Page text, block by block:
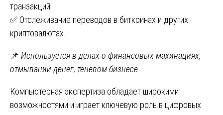
транзакций.
✅ Отслеживание переводов в биткоинах и других
криптовалютах.
📌 Используется в делах о финансовых махинациях,
отмывании денег, теневом бизнесе.
Компьютерная экспертиза обладает широкими
возможностями и играет ключевую роль в цифровых